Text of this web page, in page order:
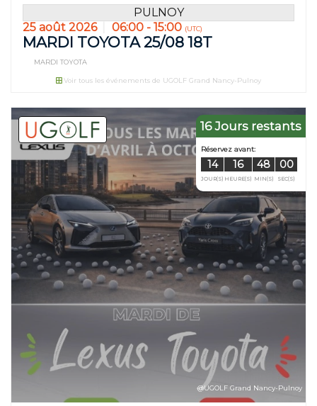
PULNOY
25 août 2026
06:00 - 15:00 (UTC)
MARDI TOYOTA 25/08 18T
MARDI TOYOTA
Voir tous les événements de UGOLF Grand Nancy-Pulnoy
16 Jours restants
@UGOLF Grand Nancy-Pulnoy